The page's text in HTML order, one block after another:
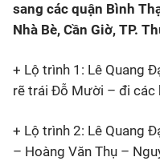
sang các quận Bình
Nhà Bè, Cần Giờ, TP.
+ Lộ trình 1: Lê Quang
rẽ trái Đỗ Mười – đi các
+ Lộ trình 2: Lê Quang
– Hoàng Văn Thụ –